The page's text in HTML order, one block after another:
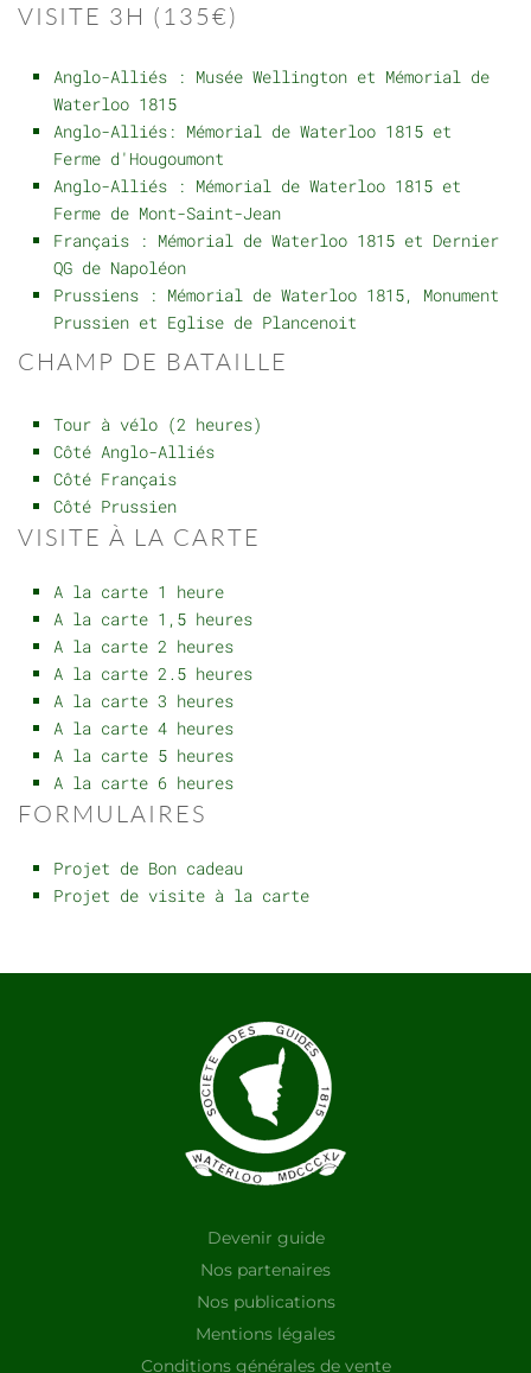
VISITE 3H (135€)
Anglo-Alliés : Musée Wellington et Mémorial de
Waterloo 1815
Anglo-Alliés: Mémorial de Waterloo 1815 et
Ferme d'Hougoumont
Anglo-Alliés : Mémorial de Waterloo 1815 et
Ferme de Mont-Saint-Jean
Français : Mémorial de Waterloo 1815 et Dernier
QG de Napoléon
Prussiens : Mémorial de Waterloo 1815, Monument
Prussien et Eglise de Plancenoit
CHAMP DE BATAILLE
Tour à vélo (2 heures)
Côté Anglo-Alliés
Côté Français
Côté Prussien
VISITE À LA CARTE
A la carte 1 heure
A la carte 1,5 heures
A la carte 2 heures
A la carte 2.5 heures
A la carte 3 heures
A la carte 4 heures
A la carte 5 heures
A la carte 6 heures
FORMULAIRES
Projet de Bon cadeau
Projet de visite à la carte
Devenir guide
Nos partenaires
Nos publications
Mentions légales
Conditions générales de vente